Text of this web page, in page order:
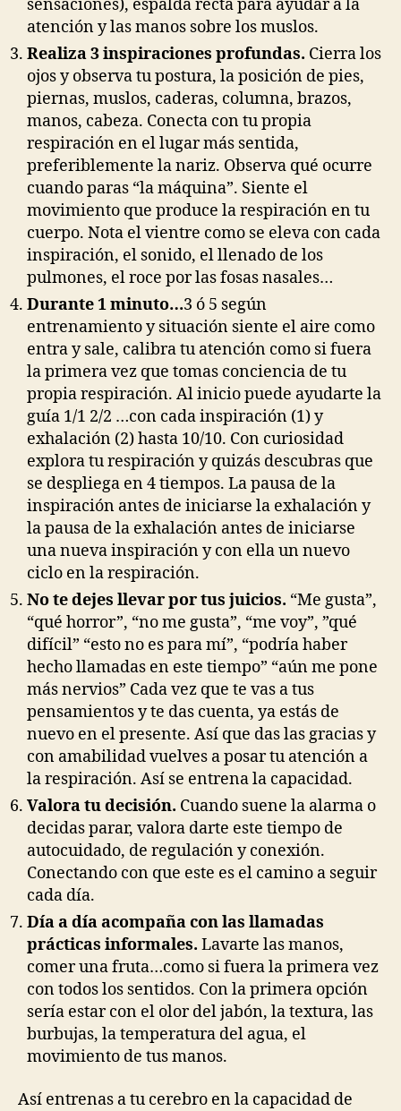
sensaciones), espalda recta para ayudar a la
atención y las manos sobre los muslos.
Realiza 3 inspiraciones profundas. Cierra los
ojos y observa tu postura, la posición de pies,
piernas, muslos, caderas, columna, brazos,
manos, cabeza. Conecta con tu propia
respiración en el lugar más sentida,
preferiblemente la nariz. Observa qué ocurre
cuando paras “la máquina”. Siente el
movimiento que produce la respiración en tu
cuerpo. Nota el vientre como se eleva con cada
inspiración, el sonido, el llenado de los
pulmones, el roce por las fosas nasales…
Durante 1 minuto…3 ó 5 según
entrenamiento y situación siente el aire como
entra y sale, calibra tu atención como si fuera
la primera vez que tomas conciencia de tu
propia respiración. Al inicio puede ayudarte la
guía 1/1 2/2 …con cada inspiración (1) y
exhalación (2) hasta 10/10. Con curiosidad
explora tu respiración y quizás descubras que
se despliega en 4 tiempos. La pausa de la
inspiración antes de iniciarse la exhalación y
la pausa de la exhalación antes de iniciarse
una nueva inspiración y con ella un nuevo
ciclo en la respiración.
No te dejes llevar por tus juicios. “Me gusta”,
“qué horror”, “no me gusta”, “me voy”, ”qué
difícil” “esto no es para mí”, “podría haber
hecho llamadas en este tiempo” “aún me pone
más nervios” Cada vez que te vas a tus
pensamientos y te das cuenta, ya estás de
nuevo en el presente. Así que das las gracias y
con amabilidad vuelves a posar tu atención a
la respiración. Así se entrena la capacidad.
Valora tu decisión. Cuando suene la alarma o
decidas parar, valora darte este tiempo de
autocuidado, de regulación y conexión.
Conectando con que este es el camino a seguir
cada día.
Día a día acompaña con las llamadas
prácticas informales. Lavarte las manos,
comer una fruta…como si fuera la primera vez
con todos los sentidos. Con la primera opción
sería estar con el olor del jabón, la textura, las
burbujas, la temperatura del agua, el
movimiento de tus manos.
Así entrenas a tu cerebro en la capacidad de